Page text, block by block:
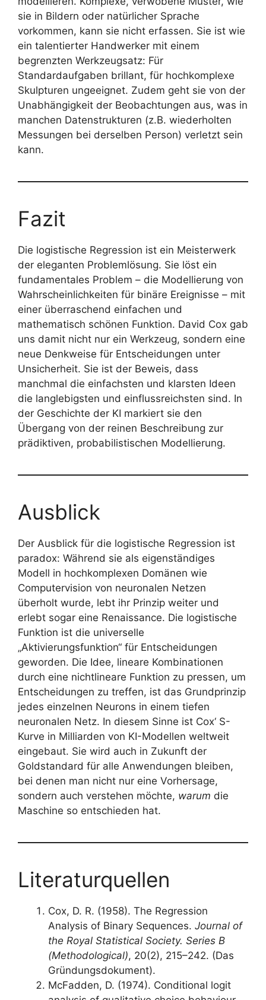
sie in Bildern oder natürlicher Sprache
vorkommen, kann sie nicht erfassen. Sie ist wie
ein talentierter Handwerker mit einem
begrenzten Werkzeugsatz: Für
Standardaufgaben brillant, für hochkomplexe
Skulpturen ungeeignet. Zudem geht sie von der
Unabhängigkeit der Beobachtungen aus, was in
manchen Datenstrukturen (z.B. wiederholten
Messungen bei derselben Person) verletzt sein
kann.
Fazit
Die logistische Regression ist ein Meisterwerk
der eleganten Problemlösung. Sie löst ein
fundamentales Problem – die Modellierung von
Wahrscheinlichkeiten für binäre Ereignisse – mit
einer überraschend einfachen und
mathematisch schönen Funktion. David Cox gab
uns damit nicht nur ein Werkzeug, sondern eine
neue Denkweise für Entscheidungen unter
Unsicherheit. Sie ist der Beweis, dass
manchmal die einfachsten und klarsten Ideen
die langlebigsten und einflussreichsten sind. In
der Geschichte der KI markiert sie den
Übergang von der reinen Beschreibung zur
prädiktiven, probabilistischen Modellierung.
Ausblick
Der Ausblick für die logistische Regression ist
paradox: Während sie als eigenständiges
Modell in hochkomplexen Domänen wie
Computervision von neuronalen Netzen
überholt wurde, lebt ihr Prinzip weiter und
erlebt sogar eine Renaissance. Die logistische
Funktion ist die universelle
„Aktivierungsfunktion“ für Entscheidungen
geworden. Die Idee, lineare Kombinationen
durch eine nichtlineare Funktion zu pressen, um
Entscheidungen zu treffen, ist das Grundprinzip
jedes einzelnen Neurons in einem tiefen
neuronalen Netz. In diesem Sinne ist Cox‘ S-
Kurve in Milliarden von KI-Modellen weltweit
eingebaut. Sie wird auch in Zukunft der
Goldstandard für alle Anwendungen bleiben,
bei denen man nicht nur eine Vorhersage,
sondern auch verstehen möchte, warum die
Maschine so entschieden hat.
Literaturquellen
Cox, D. R. (1958). The Regression
Analysis of Binary Sequences. Journal of
the Royal Statistical Society. Series B
(Methodological), 20(2), 215–242. (Das
Gründungsdokument).
McFadden, D. (1974). Conditional logit